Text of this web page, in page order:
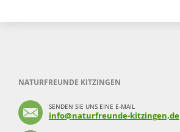
NATURFREUNDE KITZINGEN
SENDEN SIE UNS EINE E-MAIL
info@naturfreunde-kitzingen,de